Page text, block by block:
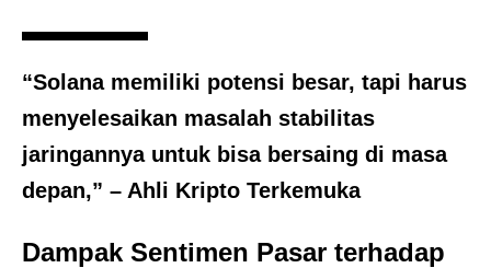
“Solana memiliki potensi besar, tapi harus
menyelesaikan masalah stabilitas
jaringannya untuk bisa bersaing di masa
depan,” – Ahli Kripto Terkemuka
Dampak Sentimen Pasar terhadap